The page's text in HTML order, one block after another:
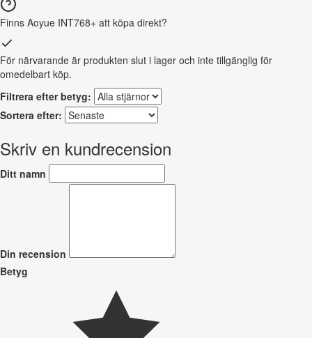
Finns Aoyue INT768+ att köpa direkt?
För närvarande är produkten slut i lager och inte tillgänglig för
omedelbart köp.
Filtrera efter betyg:
Sortera efter:
Skriv en kundrecension
Ditt namn
Din recension
Betyg